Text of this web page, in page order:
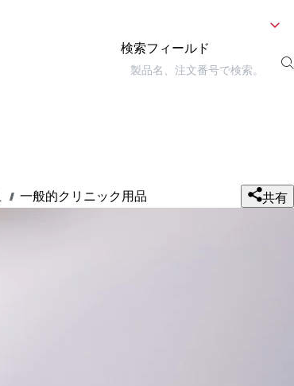
検索フィールド
/// 一般的クリニック用品 共有